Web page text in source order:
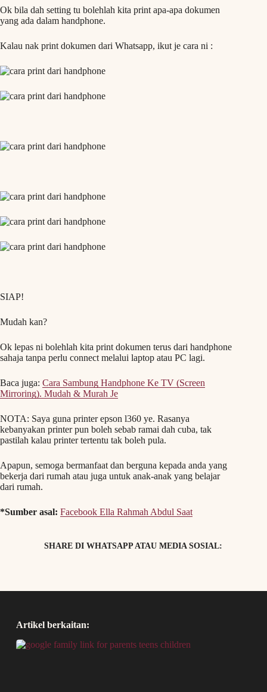
Ok bila dah setting tu bolehlah kita print apa-apa dokumen
yang ada dalam handphone.
Kalau nak print dokumen dari Whatsapp, ikut je cara ni :
SIAP!
Mudah kan?
Ok lepas ni bolehlah kita print dokumen terus dari handphone
sahaja tanpa perlu connect melalui laptop atau PC lagi.
Baca juga: Cara Sambung Handphone Ke TV (Screen
Mirroring). Mudah & Murah Je
NOTA: Saya guna printer epson l360 ye. Rasanya
kebanyakan printer pun boleh sebab ramai dah cuba, tak
pastilah kalau printer tertentu tak boleh pula.
Apapun, semoga bermanfaat dan berguna kepada anda yang
bekerja dari rumah atau juga untuk anak-anak yang belajar
dari rumah.
*Sumber asal: Facebook Ella Rahmah Abdul Saat
SHARE DI WHATSAPP ATAU MEDIA SOSIAL:
Artikel berkaitan: